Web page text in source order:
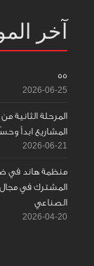
آخر
55
2026-06-25
المرحلة الثانية
المشاريع ابدأ
2026-06-21
منظمة هاند في
المشترك في
الصناعي
2026-04-20